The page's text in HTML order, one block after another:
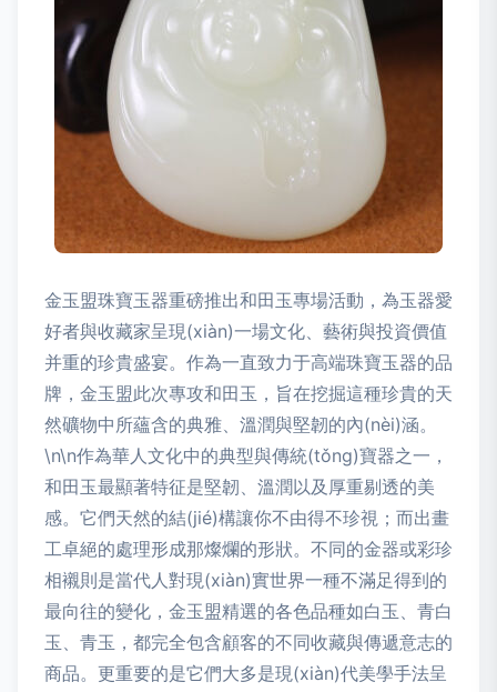
金玉盟珠寶玉器重磅推出和田玉專場活動，為玉器愛
好者與收藏家呈現(xiàn)一場文化、藝術與投資價值
并重的珍貴盛宴。作為一直致力于高端珠寶玉器的品
牌，金玉盟此次專攻和田玉，旨在挖掘這種珍貴的天
然礦物中所蘊含的典雅、溫潤與堅韌的內(nèi)涵。
\n\n作為華人文化中的典型與傳統(tǒng)寶器之一，
和田玉最顯著特征是堅韌、溫潤以及厚重剔透的美
感。它們天然的結(jié)構讓你不由得不珍視；而出畫
工卓絕的處理形成那燦爛的形狀。不同的金器或彩珍
相襯則是當代人對現(xiàn)實世界一種不滿足得到的
最向往的變化，金玉盟精選的各色品種如白玉、青白
玉、青玉，都完全包含顧客的不同收藏與傳遞意志的
商品。更重要的是它們大多是現(xiàn)代美學手法呈